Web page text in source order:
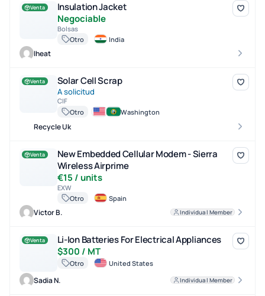
Insulation Jacket
Venta
Insulation Jacket
Negociable
Bolsas
Otro
India
Iheat
Solar Cell Scrap
Venta Solar Cell Scrap
A solicitud
CIF
Otro
Washington
Recycle Uk
New Embedded Cellular Modem - Sierra Wireless Airprime
Venta
New Embedded Cellular Modem - Sierra
Wireless Airprime
€15 / units
EXW
Otro
Spain
Victor B. Individual Member
Li-Ion Batteries For Electrical Appliances
Venta
Li-Ion Batteries For Electrical Appliances
$300 / MT
Otro United States
Sadia N. Individual Member